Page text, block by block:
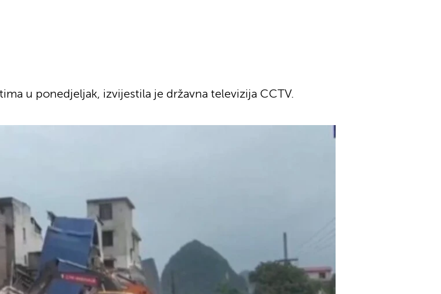
u ponedjeljak, izvijestila je državna televizija CCTV.